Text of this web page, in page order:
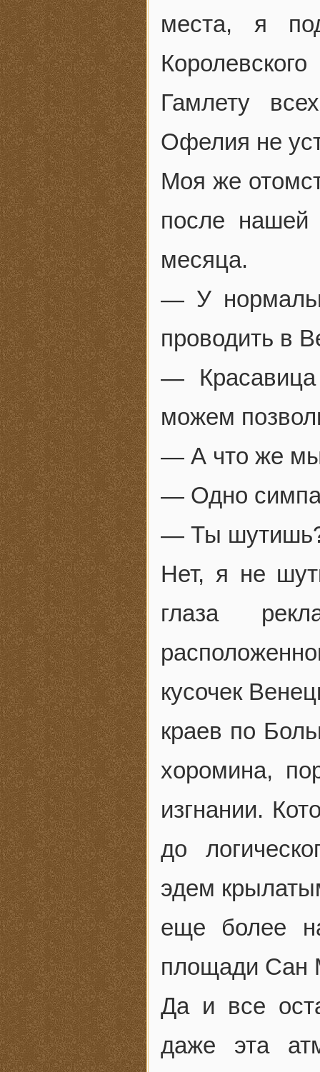
места, я
Гамлету
Офелия не
Моя же
после нашей
месяца.
— У
проводить в
—
можем
— А что же мы
— Одно
— Ты
Нет, я не
глаза
кусочек
краев по
хоромина,
изгнании.
до
эдем
еще более
площади Сан
Да и все
даже эта